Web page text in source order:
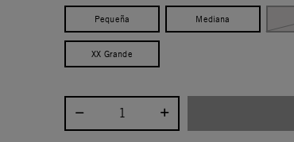
Pequeña Mediana
XX Grande
Seleccionar cantidad: